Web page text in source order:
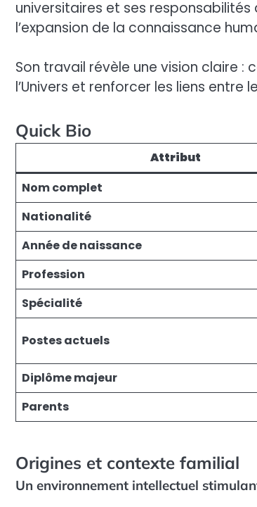
universitaires et ses
l’expansion de la connaissance
Son travail révèle une vision claire
l’Univers et renforcer les liens
Quick Bio
Attribut
Nom complet
Nationalité
Année de naissance
Profession
Spécialité
Postes actuels
Diplôme majeur
Parents
Origines et contexte familial
Un environnement intellectuel